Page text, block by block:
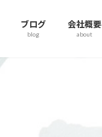
ブログ
blog
会社概要
about